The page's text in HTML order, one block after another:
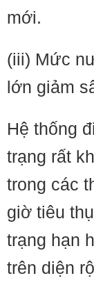
mới.
(iii) Mức
lớn giảm
Hệ thống
trạng rất
trong các
giờ tiêu
trạng hạn
trên diện